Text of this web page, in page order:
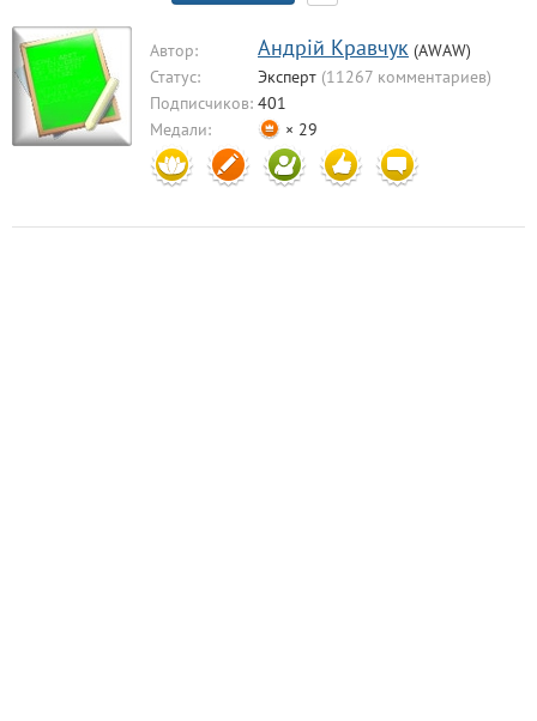
Автор: Aндрiй Кравчук (AWAW)
Статус:
Эксперт (11267 комментариев)
Подписчиков: 401
Медали:
× 29